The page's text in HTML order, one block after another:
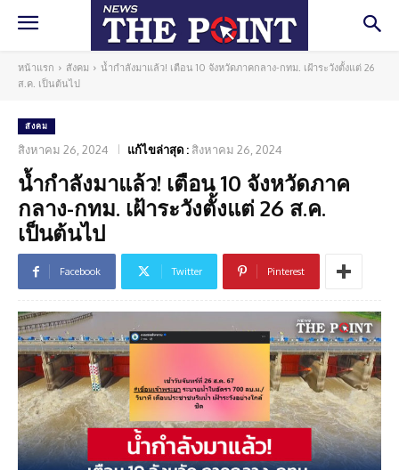
หน้าแรก สังคม
น้ำกำลังมาแล้ว! เตือน 10 จังหวัดภาคกลาง-กทม. เฝ้าระวังตั้งแต่ 26
ส.ค. เป็นต้นไป
สังคม
สิงหาคม 26, 2024 แก้ไขล่าสุด : สิงหาคม 26, 2024
น้ำกำลังมาแล้ว! เตือน 10 จังหวัดภาค
กลาง-กทม. เฝ้าระวังตั้งแต่ 26 ส.ค.
เป็นต้นไป
Facebook Twitter Pinterest